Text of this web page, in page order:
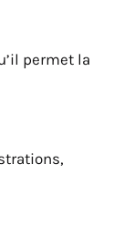
permet la